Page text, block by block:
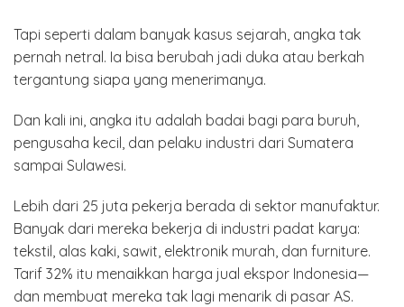
Tapi seperti dalam banyak kasus sejarah, angka tak
pernah netral. Ia bisa berubah jadi duka atau berkah
tergantung siapa yang menerimanya.
Dan kali ini, angka itu adalah badai bagi para buruh,
pengusaha kecil, dan pelaku industri dari Sumatera
sampai Sulawesi.
Lebih dari 25 juta pekerja berada di sektor manufaktur.
Banyak dari mereka bekerja di industri padat karya:
tekstil, alas kaki, sawit, elektronik murah, dan furniture.
Tarif 32% itu menaikkan harga jual ekspor Indonesia—
dan membuat mereka tak lagi menarik di pasar AS.